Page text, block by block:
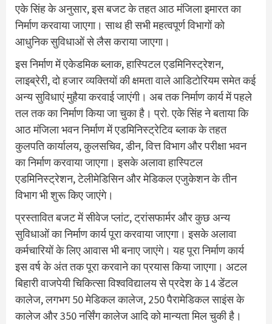
एके सिंह के अनुसार, इस बजट के तहत आठ मंजिला इमारत का
निर्माण करवाया जाएगा। साथ ही सभी महत्वपूर्ण विभागों को
आधुनिक सुविधाओं से लैस कराया जाएगा।
इस निर्माण में एकेडमिक ब्लाक, हास्पिटल एडमिनिस्ट्रेशन,
लाइब्रेरी, दो हजार व्यक्तियों की क्षमता वाले आडिटोरियम समेत कई
अन्य सुविधाएं मुहैया करवाई जाएंगी। अब तक निर्माण कार्य में पहले
तल तक का निर्माण किया जा चुका है। प्रो. एके सिंह ने बताया कि
आठ मंजिला भवन निर्माण में एडमिनिस्ट्रेटिव ब्लाक के तहत
कुलपति कार्यालय, कुलसचिव, डीन, वित्त विभाग और परीक्षा भवन
का निर्माण करवाया जाएगा। इसके अलावा हास्पिटल
एडमिनिस्ट्रेशन, टेलीमेडिसिन और मेडिकल एजुकेशन के तीन
विभाग भी शुरू किए जाएंगे।
प्रस्तावित बजट में सीवेज प्लांट, ट्रांसफार्मर और कुछ अन्य
सुविधाओं का निर्माण कार्य पूरा करवाया जाएगा। इसके अलावा
कर्मचारियों के लिए आवास भी बनाए जाएंगे। यह पूरा निर्माण कार्य
इस वर्ष के अंत तक पूरा करवाने का प्रयास किया जाएगा। अटल
बिहारी वाजपेयी चिकित्सा विश्वविद्यालय से प्रदेश के 14 डेंटल
कालेज, लगभग 50 मेडिकल कालेज, 250 पैरामेडिकल साइंस के
कालेज और 350 नर्सिंग कालेज आदि को मान्यता मिल चुकी है।